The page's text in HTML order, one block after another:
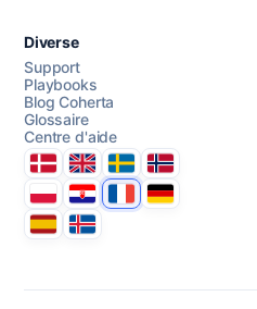
Diverse
Support
Playbooks
Blog Coherta
Glossaire
Centre d'aide
DanmarkUnited Kingdom
SverigeNorge
PolskaHrvatskaFranceDeutschland
EspanaÍsland